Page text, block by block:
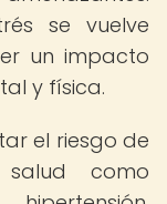
se vuelve
un impacto
y física.
el riesgo de
como